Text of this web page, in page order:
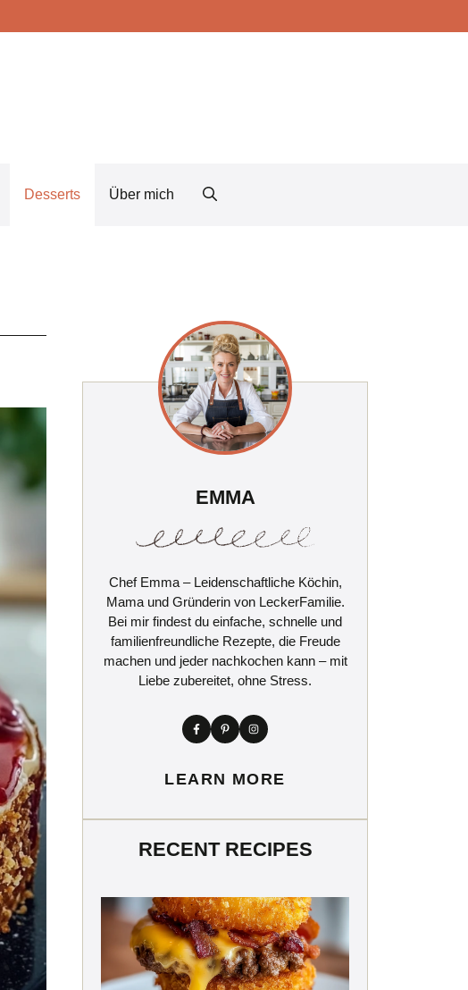
Desserts Über mich
EMMA
Chef Emma – Leidenschaftliche Köchin,
Mama und Gründerin von LeckerFamilie.
Bei mir findest du einfache, schnelle und
familienfreundliche Rezepte, die Freude
machen und jeder nachkochen kann – mit
Liebe zubereitet, ohne Stress.
LEARN MORE
RECENT RECIPES